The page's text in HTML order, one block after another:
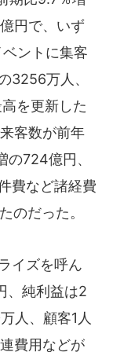
円で、いず
ントに集客
3256万人、
を更新した
客数が前年
724億円、
費など諸経費
のだった。
イズを呼ん
、純利益は2
人、顧客1人
費用などが